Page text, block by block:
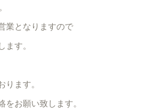
業となりますので
す。
ます。
お願い致します。